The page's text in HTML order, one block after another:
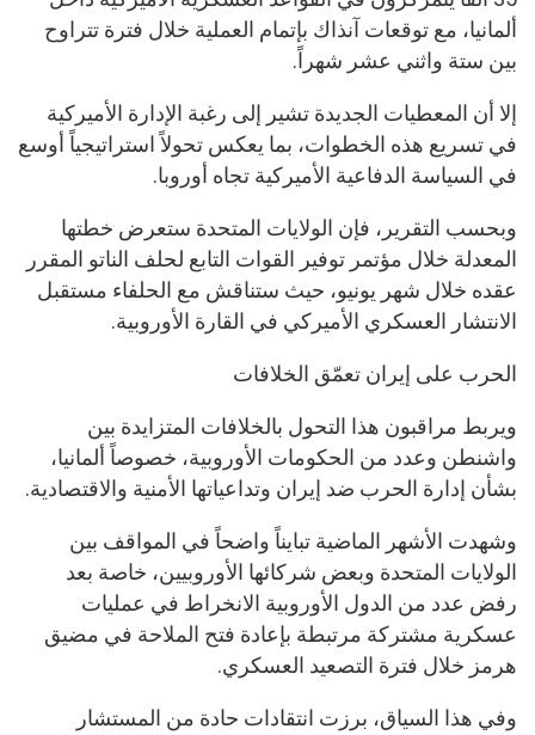
ألمانيا، مع توقعات آنذاك بإتمام العملية خلال فترة تتراوح
بين ستة واثني عشر شهراً.
إلا أن المعطيات الجديدة تشير إلى رغبة الإدارة الأميركية
في تسريع هذه الخطوات، بما يعكس تحولاً استراتيجياً أوسع
في السياسة الدفاعية الأميركية تجاه أوروبا.
وبحسب التقرير، فإن الولايات المتحدة ستعرض خطتها
المعدلة خلال مؤتمر توفير القوات التابع لحلف الناتو المقرر
عقده خلال شهر يونيو، حيث ستناقش مع الحلفاء مستقبل
الانتشار العسكري الأميركي في القارة الأوروبية.
الحرب على إيران تعمّق الخلافات
ويربط مراقبون هذا التحول بالخلافات المتزايدة بين
واشنطن وعدد من الحكومات الأوروبية، خصوصاً ألمانيا،
بشأن إدارة الحرب ضد إيران وتداعياتها الأمنية والاقتصادية.
وشهدت الأشهر الماضية تبايناً واضحاً في المواقف بين
الولايات المتحدة وبعض شركائها الأوروبيين، خاصة بعد
رفض عدد من الدول الأوروبية الانخراط في عمليات
عسكرية مشتركة مرتبطة بإعادة فتح الملاحة في مضيق
هرمز خلال فترة التصعيد العسكري.
وفي هذا السياق، برزت انتقادات حادة من المستشار